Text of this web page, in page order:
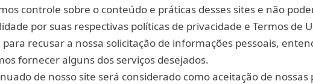
controle sobre o conteúdo e práticas desses sites e não
por suas respectivas políticas de privacidade e Termos de
para recusar a nossa solicitação de informações pessoais,
fornecer alguns dos serviços desejados.
de nosso site será considerado como aceitação de